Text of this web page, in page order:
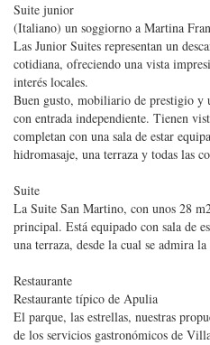
Suite junior
(Italiano) un soggiorno a Martina
Las Junior Suites representan un
cotidiana, ofreciendo una vista
interés locales.
Buen gusto, mobiliario de prestigio y
con entrada independiente. Tienen
completan con una sala de estar
hidromasaje, una terraza y todas las
Suite
La Suite San Martino, con unos 28
principal. Está equipado con sala de
una terraza, desde la cual se admira
Restaurante
Restaurante típico de Apulia
El parque, las estrellas, nuestras
de los servicios gastronómicos de